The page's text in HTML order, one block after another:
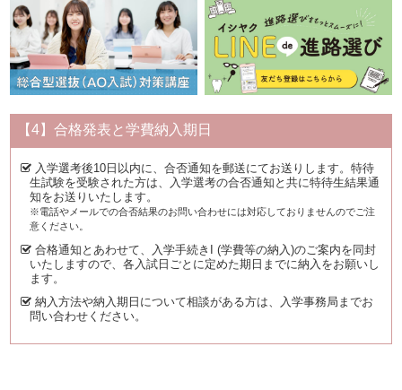
【4】合格発表と学費納入期日
入学選考後10日以内に、合否通知を郵送にてお送りします。特待
生試験を受験された方は、入学選考の合否通知と共に特待生結果通
知をお送りいたします。
※電話やメールでの合否結果のお問い合わせには対応しておりませんのでご注
意ください。
合格通知とあわせて、入学手続きI (学費等の納入)のご案内を同封
いたしますので、各入試日ごとに定めた期日までに納入をお願いし
ます。
納入方法や納入期日について相談がある方は、入学事務局までお
問い合わせください。